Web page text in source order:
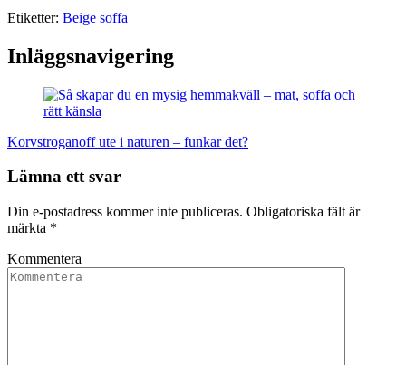
Etiketter: Beige soffa
Inläggsnavigering
Korvstroganoff ute i naturen – funkar det?
Lämna ett svar
Din e-postadress kommer inte publiceras. Obligatoriska fält är
märkta *
Kommentera